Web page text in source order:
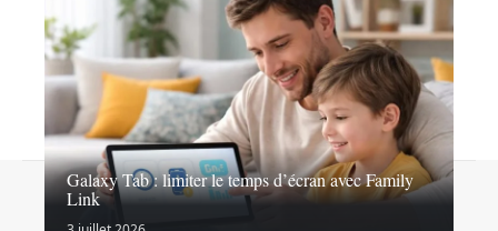
Galaxy Tab : limiter le temps d’écran avec Family
Link
Contact Mentions légales Sitemap